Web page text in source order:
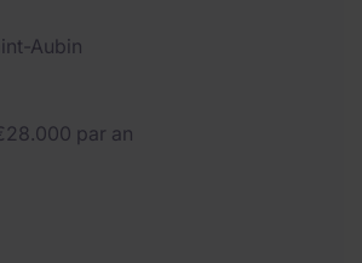
Aubin
par an